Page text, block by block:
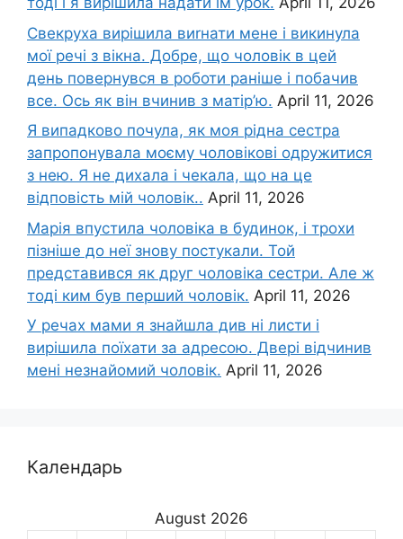
Свекруха вирішила виrнати мене і викинула
мої речі з вікна. Добре, що чоловік в цей
день повернувся в роботи раніше і побачив
все. Ось як він вчинив з матір’ю. April 11, 2026
Я випадково почула, як моя рідна сестра
запропонувала моєму чоловікові одружитися
з нею. Я не дихала і чекала, що на це
відповість мій чоловік.. April 11, 2026
Марія впустила чоловіка в будинок, і трохи
пізніше до неї знову постукали. Той
представився як друг чоловіка сестри. Але ж
тоді ким був перший чоловік. April 11, 2026
У речах мами я знайшла див ні листи і
вирішила поїхати за адресою. Двері відчинив
мені незнайомий чоловік. April 11, 2026
Календарь
August 2026